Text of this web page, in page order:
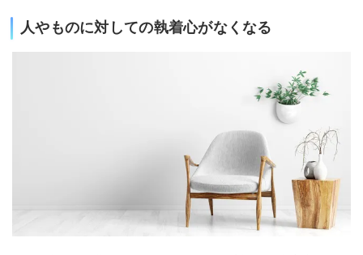
人やものに対しての執着心がなくなる